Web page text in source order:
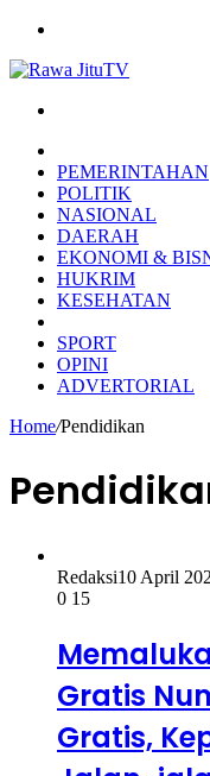
PEMERINTAHAN
POLITIK
NASIONAL
DAERAH
EKONOMI &
HUKRIM
KESEHATAN
SPORT
OPINI
ADVERTORIAL
Home/Pendidikan
Redaksi10 April
0 15
Gratis
Gratis,